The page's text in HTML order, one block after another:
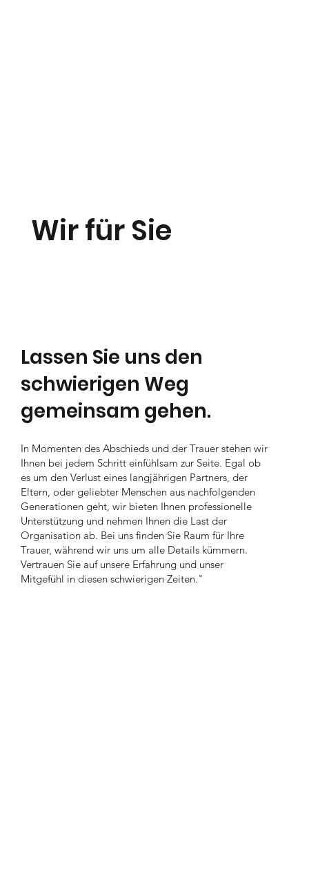
Wir für Sie
Lassen Sie uns den
schwierigen Weg
gemeinsam gehen.
In Momenten des Abschieds und der Trauer stehen wir
Ihnen bei jedem Schritt einfühlsam zur Seite. Egal ob
es um den Verlust eines langjährigen Partners, der
Eltern, oder geliebter Menschen aus nachfolgenden
Generationen geht, wir bieten Ihnen professionelle
Unterstützung und nehmen Ihnen die Last der
Organisation ab. Bei uns finden Sie Raum für Ihre
Trauer, während wir uns um alle Details kümmern.
Vertrauen Sie auf unsere Erfahrung und unser
Mitgefühl in diesen schwierigen Zeiten."